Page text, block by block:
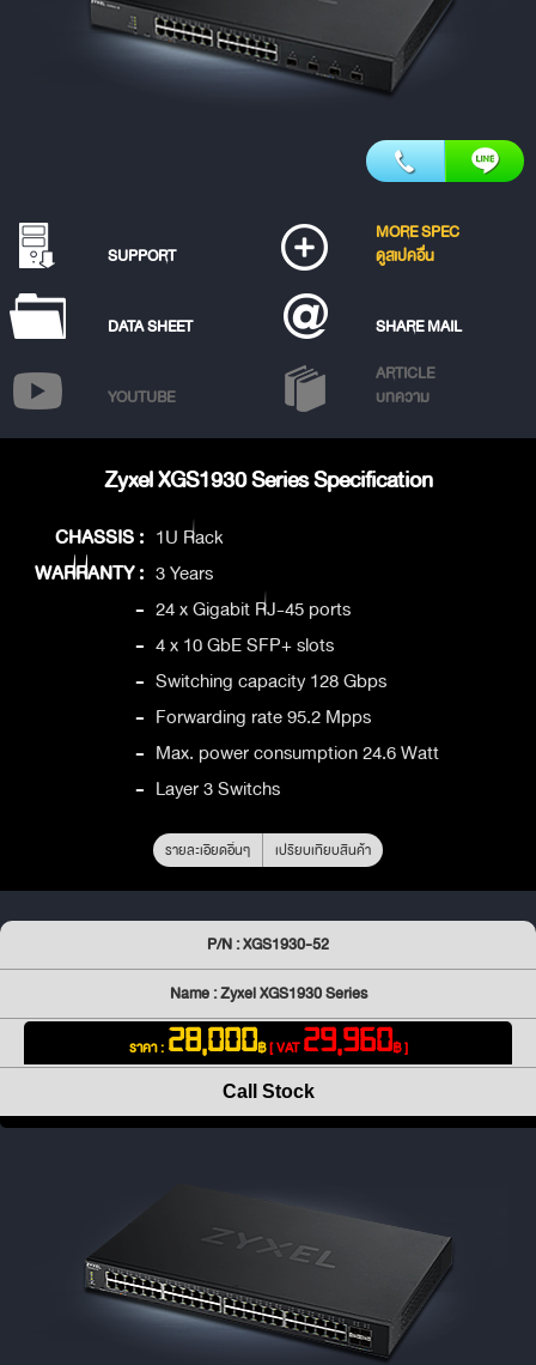
SUPPORT
MORE SPEC
ดูสเปคอื่น
DATA SHEET SHARE MAIL
YOUTUBE
ARTICLE
บทความ
Zyxel XGS1930 Series Specification
CHASSIS : 1U Rack
WARRANTY : 3 Years
- 24 x Gigabit RJ-45 ports
- 4 x 10 GbE SFP+ slots
- Switching capacity 128 Gbps
- Forwarding rate 95.2 Mpps
- Max. power consumption 24.6 Watt
- Layer 3 Switchs
รายละเอียดอื่นๆ เปรียบเทียบสินค้า
P/N : XGS1930-52
Name : Zyxel XGS1930 Series
ราคา : 28,000฿[ VAT29,960฿ ]
Call Stock